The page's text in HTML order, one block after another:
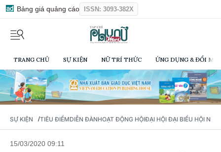
Bảng giá quảng cáo ISSN: 3093-382X
TRANG CHỦ SỰ KIỆN NỮ TRÍ THỨC ỨNG DỤNG & ĐỔI
SỰ KIỆN / TIÊU ĐIỂMDIỄN ĐÀNHOẠT ĐỘNG HỘIĐẠI HỘI ĐẠI BIỂU HỘI NỮ
15/03/2020 09:11